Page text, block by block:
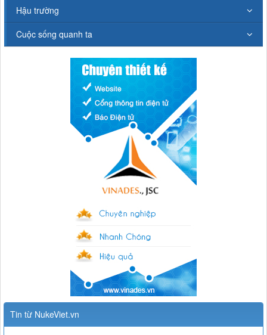
Hậu trường
Cuộc sống quanh ta
Tin từ NukeViet.vn